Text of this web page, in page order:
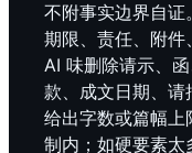
不附事实边界自证
期限、责任、附件
AI 味删除请示、
款、成文日期、请
给出字数或篇幅上
制内；如硬要素太